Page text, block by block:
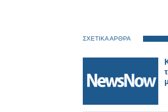
ΣΧΕΤΙΚΑ ΑΡΘΡΑ